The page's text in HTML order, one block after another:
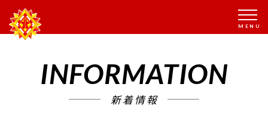
INFORMATION
新着情報